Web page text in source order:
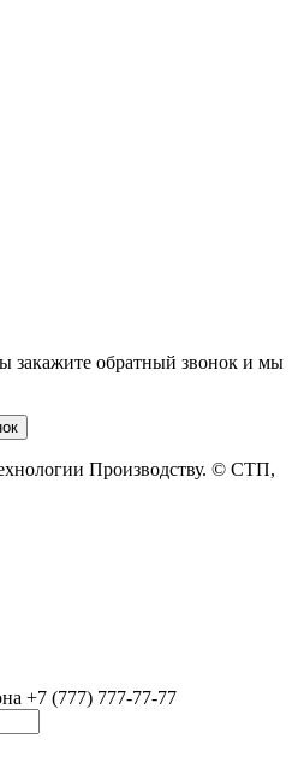
закажите обратный звонок и мы
Производству. © СТП,
+7 (777) 777-77-77